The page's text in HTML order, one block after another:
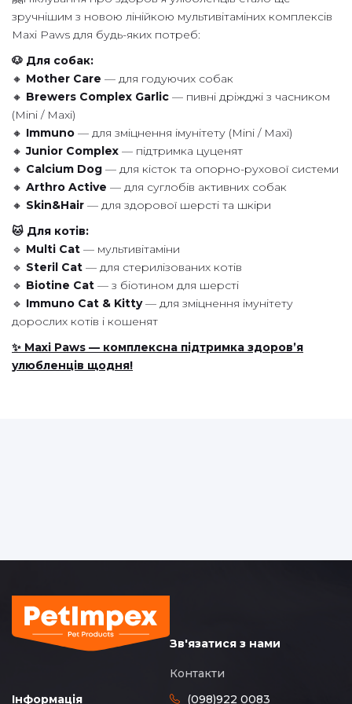
зручнішим з новою лінійкою мультивітаміних комплексів
Maxi Paws для будь-яких потреб:
🐶 Для собак:
🔸 Mother Care — для годуючих собак
🔸 Brewers Complex Garlic — пивні дріжджі з часником
(Mini / Maxi)
🔸 Immuno — для зміцнення імунітету (Mini / Maxi)
🔸Junior Complex — підтримка цуценят
🔸 Calcium Dog — для кісток та опорно-рухової системи
🔸 Arthro Active — для суглобів активних собак
🔸 Skin&Hair — для здорової шерсті та шкіри
🐱 Для котів:
🔹 Multi Cat — мультивітаміни
🔹 Steril Cat — для стерилізованих котів
🔹 Biotine Cat — з біотином для шерсті
🔹 Immuno Cat & Kitty— для зміцнення імунітету
дорослих котів і кошенят
✨ Maxi Paws — комплексна підтримка здоров’я
улюбленців щодня!
Інформація
Зв'язатися з нами
Контакти
(098)922 0083